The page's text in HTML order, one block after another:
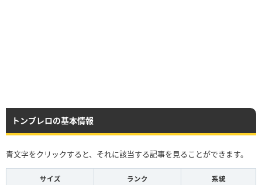
トンブレロの基本情報
青文字をクリックすると、それに該当する記事を見ることができます。
サイズ ランク 系統